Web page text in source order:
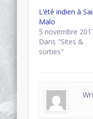
L’été indien à
Malo
5 novembre
Dans "Sites &
sorties"